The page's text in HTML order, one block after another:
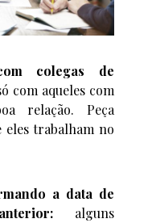
colegas de
com aqueles com
relação. Peça
eles trabalham no
a data de
alguns